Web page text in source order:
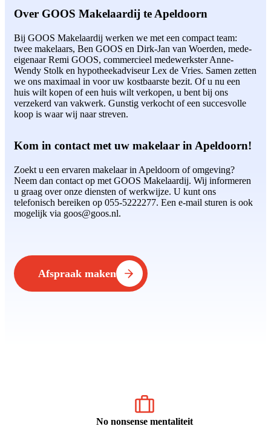
Over GOOS Makelaardij te Apeldoorn
Bij GOOS Makelaardij werken we met een compact team:
twee makelaars, Ben GOOS en Dirk-Jan van Woerden, mede-
eigenaar Remi GOOS, commercieel medewerkster Anne-
Wendy Stolk en hypotheekadviseur Lex de Vries. Samen zetten
we ons maximaal in voor uw kostbaarste bezit. Of u nu een
huis wilt kopen of een huis wilt verkopen, u bent bij ons
verzekerd van vakwerk. Gunstig verkocht of een succesvolle
koop is waar wij naar streven.
Kom in contact met uw makelaar in Apeldoorn!
Zoekt u een ervaren makelaar in Apeldoorn of omgeving?
Neem dan contact op met GOOS Makelaardij. Wij informeren
u graag over onze diensten of werkwijze. U kunt ons
telefonisch bereiken op 055-5222277. Een e-mail sturen is ook
mogelijk via goos@goos.nl.
Afspraak maken
No nonsense mentaliteit